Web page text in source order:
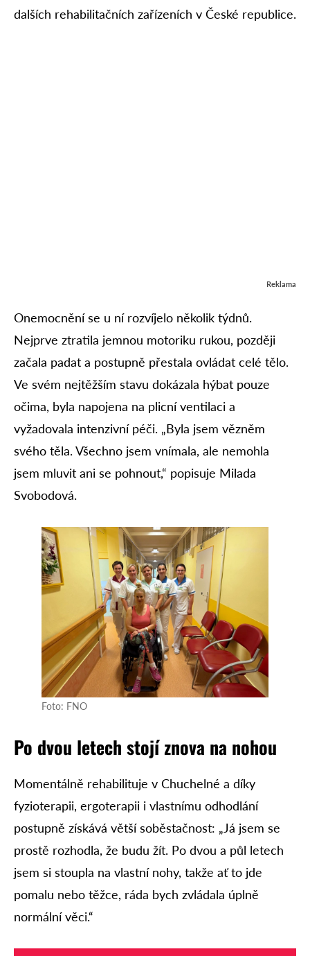
dalších rehabilitačních zařízeních v České republice.
Reklama
Onemocnění se u ní rozvíjelo několik týdnů.
Nejprve ztratila jemnou motoriku rukou, později
začala padat a postupně přestala ovládat celé tělo.
Ve svém nejtěžším stavu dokázala hýbat pouze
očima, byla napojena na plicní ventilaci a
vyžadovala intenzivní péči. „Byla jsem vězněm
svého těla. Všechno jsem vnímala, ale nemohla
jsem mluvit ani se pohnout,“ popisuje Milada
Svobodová.
Foto: FNO
Po dvou letech stojí znova na nohou
Momentálně rehabilituje v Chuchelné a díky
fyzioterapii, ergoterapii i vlastnímu odhodlání
postupně získává větší soběstačnost: „Já jsem se
prostě rozhodla, že budu žít. Po dvou a půl letech
jsem si stoupla na vlastní nohy, takže ať to jde
pomalu nebo těžce, ráda bych zvládala úplně
normální věci.“